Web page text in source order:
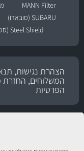
MANN Filter
SUBARU (סובארו)
Steel Shield (סטיל שילד)
הצהרת נגישות,
המשלוחים, החזרת
הפרטיות